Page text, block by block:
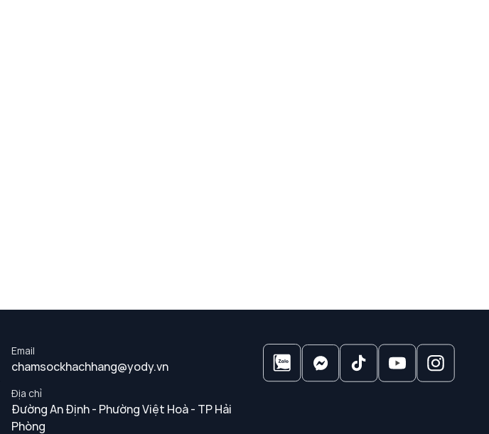
Email
chamsockhachhang@yody.vn
Địa chỉ
Đường An Định - Phường Việt Hoà - TP Hải
Phòng